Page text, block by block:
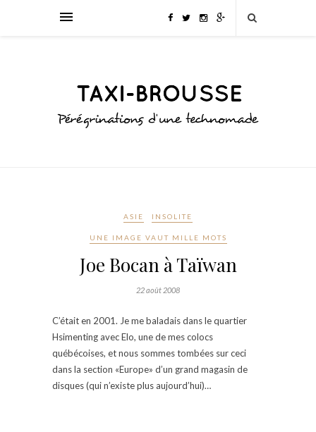
ASIE INSOLITE
UNE IMAGE VAUT MILLE MOTS
Joe Bocan à Taïwan
22 août 2008
C’était en 2001. Je me baladais dans le quartier
Hsimenting avec Elo, une de mes colocs
québécoises, et nous sommes tombées sur ceci
dans la section «Europe» d’un grand magasin de
disques (qui n’existe plus aujourd’hui)…